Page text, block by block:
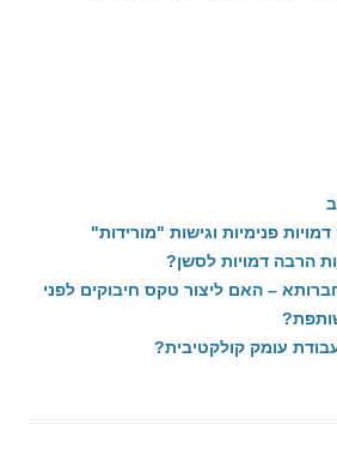
הרבה דמויות לסשן?
– האם ליצור טקס חיבוקים לפני
עומק קולקטיבית?